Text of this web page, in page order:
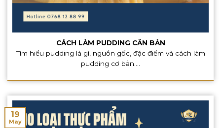
CÁCH LÀM PUDDING CĂN BẢN
Tìm hiểu pudding là gì, nguồn gốc, đặc điểm và cách làm
pudding cơ bản....
19
May